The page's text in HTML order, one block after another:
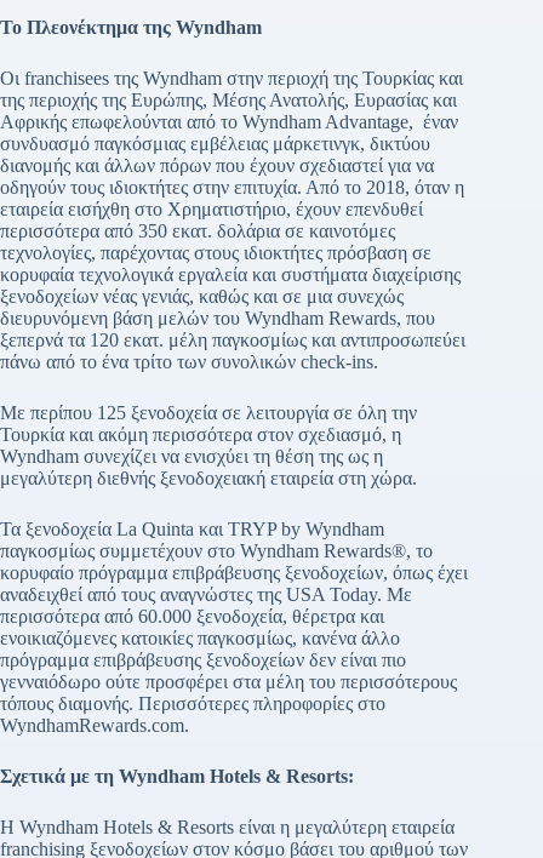
Το Πλεονέκτημα της Wyndham
Οι franchisees της Wyndham στην περιοχή της Τουρκίας και
της περιοχής της Ευρώπης, Μέσης Ανατολής, Ευρασίας και
Αφρικής επωφελούνται από το Wyndham Advantage, έναν
συνδυασμό παγκόσμιας εμβέλειας μάρκετινγκ, δικτύου
διανομής και άλλων πόρων που έχουν σχεδιαστεί για να
οδηγούν τους ιδιοκτήτες στην επιτυχία. Από το 2018, όταν η
εταιρεία εισήχθη στο Χρηματιστήριο, έχουν επενδυθεί
περισσότερα από 350 εκατ. δολάρια σε καινοτόμες
τεχνολογίες, παρέχοντας στους ιδιοκτήτες πρόσβαση σε
κορυφαία τεχνολογικά εργαλεία και συστήματα διαχείρισης
ξενοδοχείων νέας γενιάς, καθώς και σε μια συνεχώς
διευρυνόμενη βάση μελών του Wyndham Rewards, που
ξεπερνά τα 120 εκατ. μέλη παγκοσμίως και αντιπροσωπεύει
πάνω από το ένα τρίτο των συνολικών check-ins.
Με περίπου 125 ξενοδοχεία σε λειτουργία σε όλη την
Τουρκία και ακόμη περισσότερα στον σχεδιασμό, η
Wyndham συνεχίζει να ενισχύει τη θέση της ως η
μεγαλύτερη διεθνής ξενοδοχειακή εταιρεία στη χώρα.
Τα ξενοδοχεία La Quinta και TRYP by Wyndham
παγκοσμίως συμμετέχουν στο Wyndham Rewards®, το
κορυφαίο πρόγραμμα επιβράβευσης ξενοδοχείων, όπως έχει
αναδειχθεί από τους αναγνώστες της USA Today. Με
περισσότερα από 60.000 ξενοδοχεία, θέρετρα και
ενοικιαζόμενες κατοικίες παγκοσμίως, κανένα άλλο
πρόγραμμα επιβράβευσης ξενοδοχείων δεν είναι πιο
γενναιόδωρο ούτε προσφέρει στα μέλη του περισσότερους
τόπους διαμονής. Περισσότερες πληροφορίες στο
WyndhamRewards.com.
Σχετικά με τη Wyndham Hotels & Resorts:
Η Wyndham Hotels & Resorts είναι η μεγαλύτερη εταιρεία
franchising ξενοδοχείων στον κόσμο βάσει του αριθμού των